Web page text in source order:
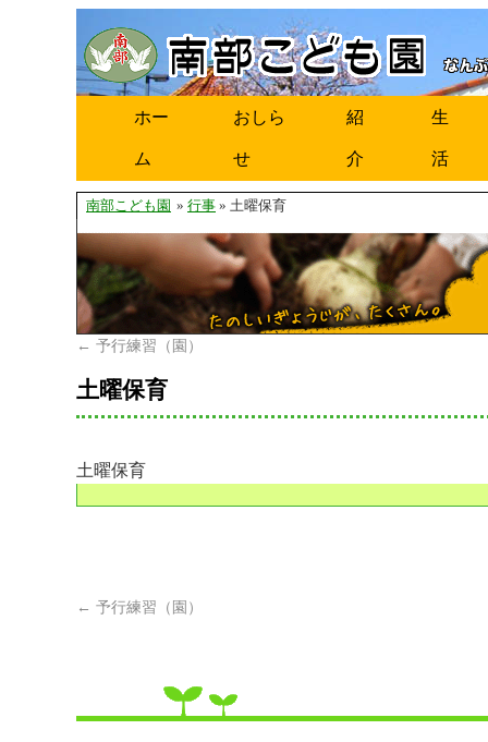
ホー
ム
おしら
せ
紹
介
生
活
南部こども園 » 行事 » 土曜保育
← 予行練習（園）
土曜保育
土曜保育
← 予行練習（園）